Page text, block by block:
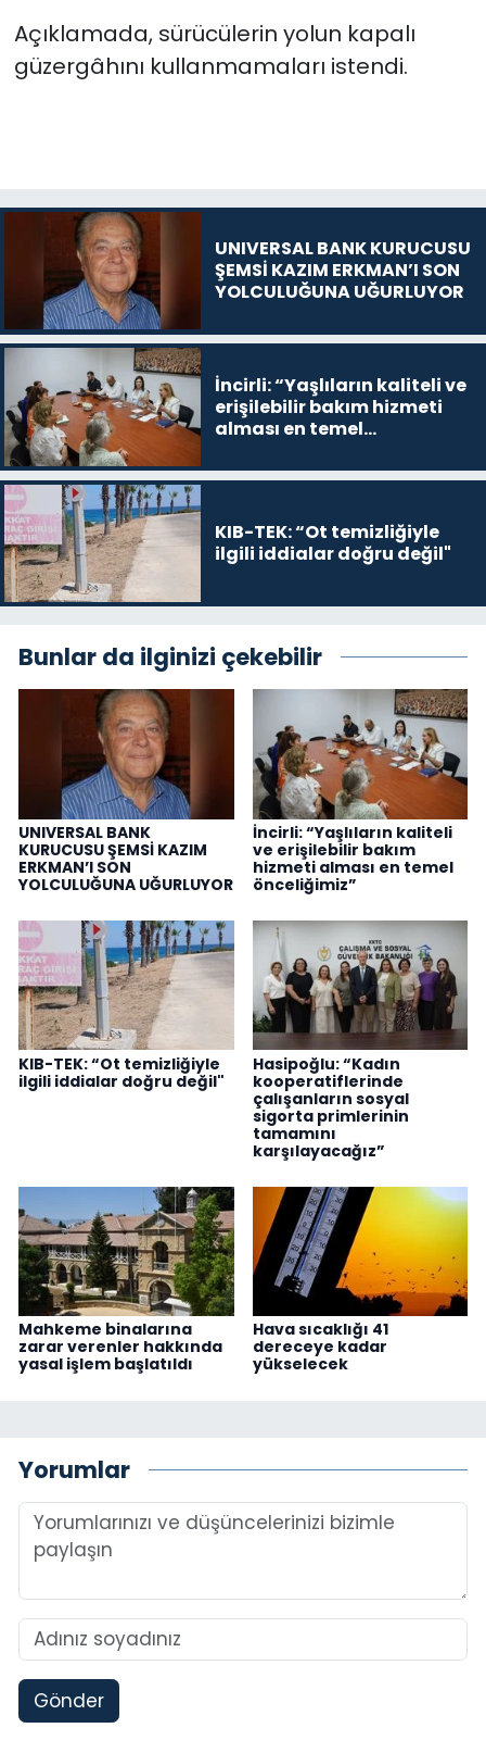
Açıklamada, sürücülerin yolun kapalı
güzergâhını kullanmamaları istendi.
UNIVERSAL BANK KURUCUSU
ŞEMSİ KAZIM ERKMAN’I SON
YOLCULUĞUNA UĞURLUYOR
İncirli: “Yaşlıların kaliteli ve
erişilebilir bakım hizmeti
alması en temel
KIB-TEK: “Ot temizliğiyle
ilgili iddialar doğru değil"
Bunlar da ilginizi çekebilir
UNIVERSAL BANK
KURUCUSU ŞEMSİ KAZIM
ERKMAN’I SON
YOLCULUĞUNA UĞURLUYOR
İncirli: “Yaşlıların kaliteli
ve erişilebilir bakım
hizmeti alması en temel
önceliğimiz”
KIB-TEK: “Ot temizliğiyle
ilgili iddialar doğru değil"
Hasipoğlu: “Kadın
kooperatiflerinde
çalışanların sosyal
sigorta primlerinin
tamamını
karşılayacağız”
Mahkeme binalarına
zarar verenler hakkında
yasal işlem başlatıldı
Hava sıcaklığı 41
dereceye kadar
yükselecek
Yorumlar
Gönder